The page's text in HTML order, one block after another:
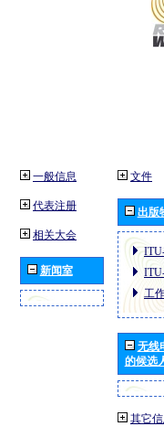
一般信息
代表注册
相关大会
新闻室
文件
出版
工
无线
的候选
其它信